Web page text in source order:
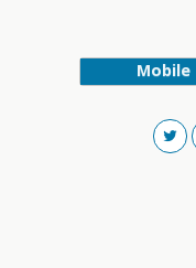
Mobile